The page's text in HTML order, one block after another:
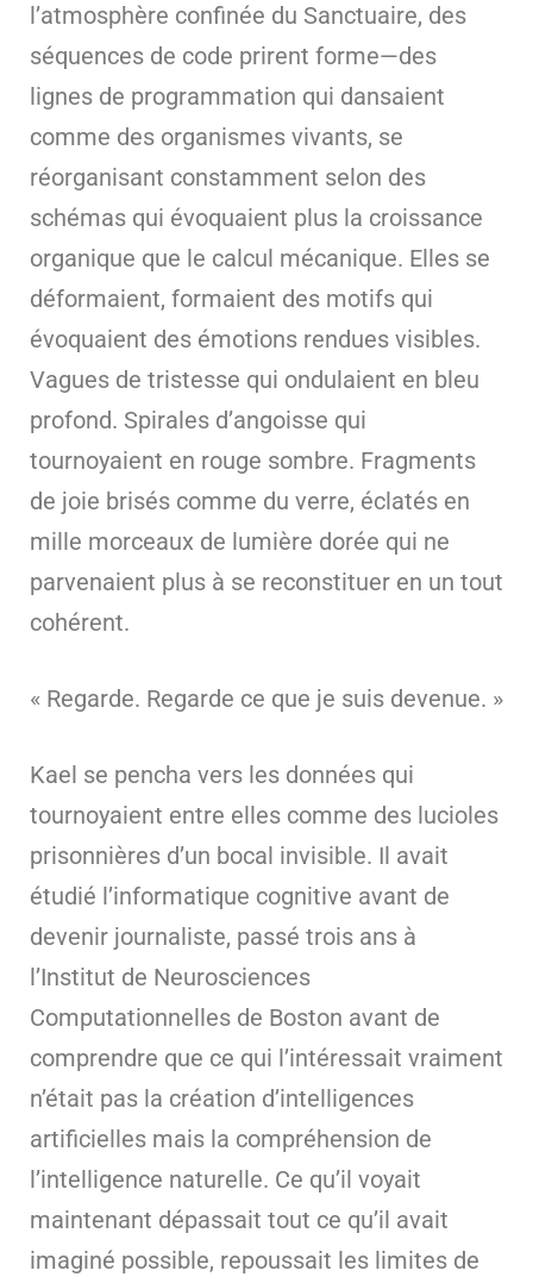
l’atmosphère confinée du Sanctuaire, des
séquences de code prirent forme—des
lignes de programmation qui dansaient
comme des organismes vivants, se
réorganisant constamment selon des
schémas qui évoquaient plus la croissance
organique que le calcul mécanique. Elles se
déformaient, formaient des motifs qui
évoquaient des émotions rendues visibles.
Vagues de tristesse qui ondulaient en bleu
profond. Spirales d’angoisse qui
tournoyaient en rouge sombre. Fragments
de joie brisés comme du verre, éclatés en
mille morceaux de lumière dorée qui ne
parvenaient plus à se reconstituer en un tout
cohérent.
« Regarde. Regarde ce que je suis devenue. »
Kael se pencha vers les données qui
tournoyaient entre elles comme des lucioles
prisonnières d’un bocal invisible. Il avait
étudié l’informatique cognitive avant de
devenir journaliste, passé trois ans à
l’Institut de Neurosciences
Computationnelles de Boston avant de
comprendre que ce qui l’intéressait vraiment
n’était pas la création d’intelligences
artificielles mais la compréhension de
l’intelligence naturelle. Ce qu’il voyait
maintenant dépassait tout ce qu’il avait
imaginé possible, repoussait les limites de